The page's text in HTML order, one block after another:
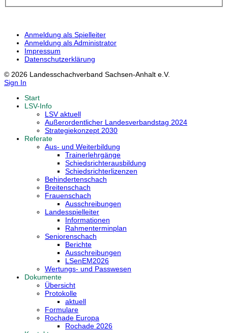
Anmeldung als Spielleiter
Anmeldung als Administrator
Impressum
Datenschutzerklärung
© 2026 Landesschachverband Sachsen-Anhalt e.V.
Sign In
Start
LSV-Info
LSV aktuell
Außerordentlicher Landesverbandstag 2024
Strategiekonzept 2030
Referate
Aus- und Weiterbildung
Trainerlehrgänge
Schiedsrichterausbildung
Schiedsrichterlizenzen
Behindertenschach
Breitenschach
Frauenschach
Ausschreibungen
Landesspielleiter
Informationen
Rahmenterminplan
Seniorenschach
Berichte
Ausschreibungen
LSenEM2026
Wertungs- und Passwesen
Dokumente
Übersicht
Protokolle
aktuell
Formulare
Rochade Europa
Rochade 2026